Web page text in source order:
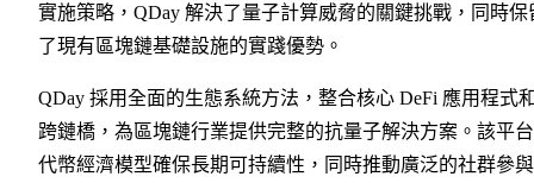
實施策略，QDay 解決了量子計算威脅的關鍵挑戰，同時保
了現有區塊鏈基礎設施的實踐優勢。
QDay 採用全面的生態系統方法，整合核心 DeFi 應用程式
跨鏈橋，為區塊鏈行業提供完整的抗量子解決方案。該平
代幣經濟模型確保長期可持續性，同時推動廣泛的社群參